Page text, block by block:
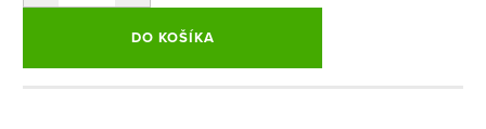
DO KOŠÍKA